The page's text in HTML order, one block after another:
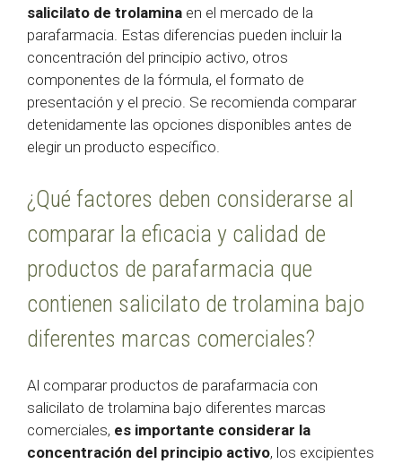
salicilato de trolamina en el mercado de la
parafarmacia. Estas diferencias pueden incluir la
concentración del principio activo, otros
componentes de la fórmula, el formato de
presentación y el precio. Se recomienda comparar
detenidamente las opciones disponibles antes de
elegir un producto específico.
¿Qué factores deben considerarse al
comparar la eficacia y calidad de
productos de parafarmacia que
contienen salicilato de trolamina bajo
diferentes marcas comerciales?
Al comparar productos de parafarmacia con
salicilato de trolamina bajo diferentes marcas
comerciales, es importante considerar la
concentración del principio activo, los excipientes